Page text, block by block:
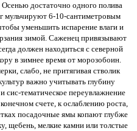
достаточно одного полива
мульчируют 6-10-сантиметровым
уменьшить испарение влаги и
зимой. Саженец привязывают
должен находиться с северной
в зимнее время от морозобоин.
слабо, не притягивая стволик
важно учитывать глубину
сис-тематическое переувлажнение
счете, к ослаблению роста,
посадочные ямы копают глубже
щебень, мелкие камни или толстые